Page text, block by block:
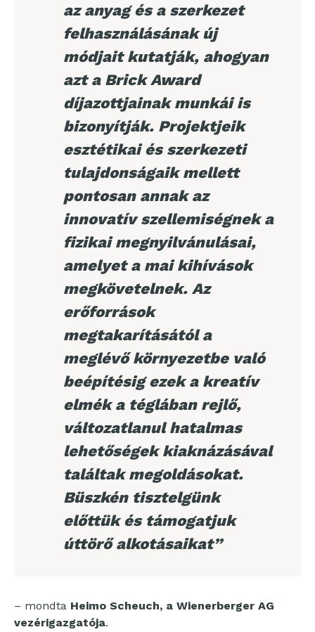
az anyag és a szerkezet
felhasználásának új
módjait kutatják, ahogyan
azt a Brick Award
díjazottjainak munkái is
bizonyítják. Projektjeik
esztétikai és szerkezeti
tulajdonságaik mellett
pontosan annak az
innovatív szellemiségnek a
fizikai megnyilvánulásai,
amelyet a mai kihívások
megkövetelnek. Az
erőforrások
megtakarításától a
meglévő környezetbe való
beépítésig ezek a kreatív
elmék a téglában rejlő,
változatlanul hatalmas
lehetőségek kiaknázásával
találtak megoldásokat.
Büszkén tisztelgünk
előttük és támogatjuk
úttörő alkotásaikat”
– mondta Heimo Scheuch, a Wienerberger AG
vezérigazgatója.